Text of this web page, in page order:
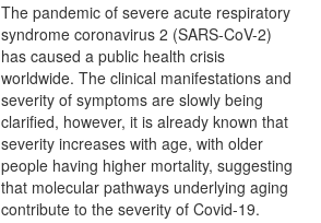
The pandemic of severe acute respiratory
syndrome coronavirus 2 (SARS-CoV-2)
has caused a public health crisis
worldwide. The clinical manifestations and
severity of symptoms are slowly being
clarified, however, it is already known that
severity increases with age, with older
people having higher mortality, suggesting
that molecular pathways underlying aging
contribute to the severity of Covid-19.